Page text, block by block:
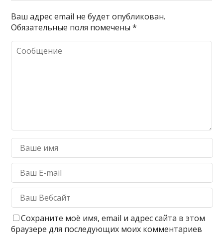
Ваш адрес email не будет опубликован.
Обязательные поля помечены*
Сохраните моё имя, email и адрес сайта в этом
браузере для последующих моих комментариев